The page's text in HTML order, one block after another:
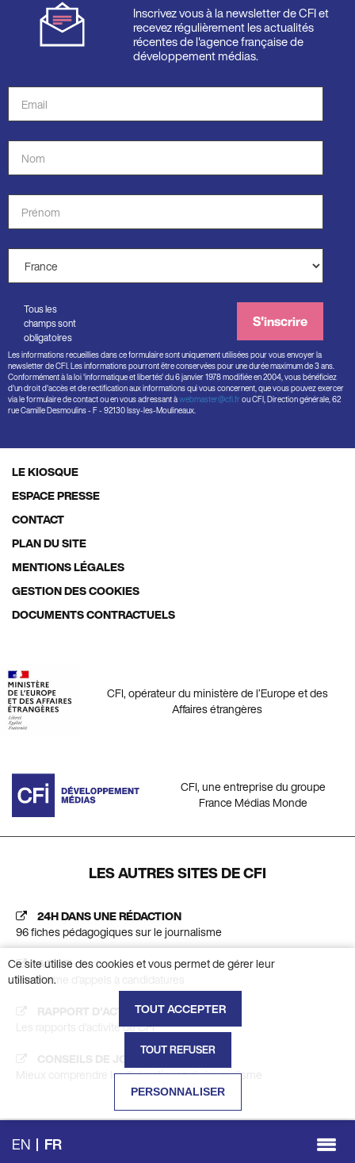
EN FR
Inscrivez vous à la newsletter de CFI et
recevez régulièrement les actualités
récentes de l'agence française de
développement médias.
Adresse
de
courriel
Nom
*
Prénom
*
Pays
*
Tous les
champs sont
obligatoires
S'inscrire
Les informations recueillies dans ce formulaire sont uniquement utilisées pour vous envoyer la
newsletter de CFI. Les informations pourront être conservées pour une durée maximum de 3 ans.
Conformément à la loi 'informatique et libertés' du 6 janvier 1978 modifiée en 2004, vous bénéficiez
d'un droit d'accès et de rectification aux informations qui vous concernent, que vous pouvez exercer
via le formulaire de contact ou en vous adressant àwebmaster@cfi.fr ou CFI, Direction générale, 62
rue Camille Desmoulins - F - 92130 Issy-les-Moulineaux.
Footer
menu
LE KIOSQUE
ESPACE PRESSE
CONTACT
PLAN DU SITE
MENTIONS LÉGALES
GESTION DES COOKIES
DOCUMENTS CONTRACTUELS
CFI, opérateur du ministère de l’Europe et des
Affaires étrangères
CFI, une entreprise du groupe
France Médias Monde
LES AUTRES SITES DE CFI
24H DANS UNE RÉDACTION
96 fiches pédagogiques sur le journalisme
AC CFI
Plateforme d'appels à candidatures
RAPPORT D'ACTIVITÉ
Les rapports d'activité de CFI
CONSEILS DE JOURNALISTES
Mieux comprendre les thématiques du journalisme
Ce site utilise des cookies et vous permet de gérer leur
utilisation.
TOUT ACCEPTER
TOUT REFUSER
PERSONNALISER